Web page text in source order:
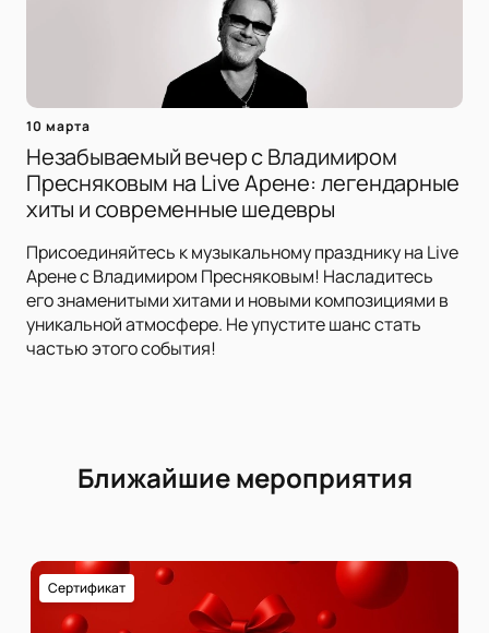
10 марта
Незабываемый вечер с Владимиром
Пресняковым на Live Арене: легендарные
хиты и современные шедевры
Присоединяйтесь к музыкальному празднику на Live
Арене с Владимиром Пресняковым! Насладитесь
его знаменитыми хитами и новыми композициями в
уникальной атмосфере. Не упустите шанс стать
частью этого события!
Ближайшие мероприятия
Сертификат